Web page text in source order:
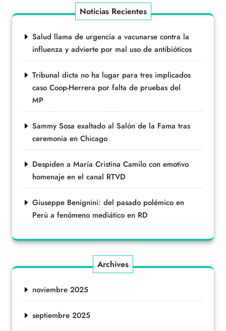
Noticias Recientes
Salud llama de urgencia a vacunarse contra la
influenza y advierte por mal uso de antibióticos
Tribunal dicta no ha lugar para tres implicados
caso Coop-Herrera por falta de pruebas del
MP
Sammy Sosa exaltado al Salón de la Fama tras
ceremonia en Chicago
Despiden a María Cristina Camilo con emotivo
homenaje en el canal RTVD
Giuseppe Benignini: del pasado polémico en
Perú a fenómeno mediático en RD
Archives
noviembre 2025
septiembre 2025